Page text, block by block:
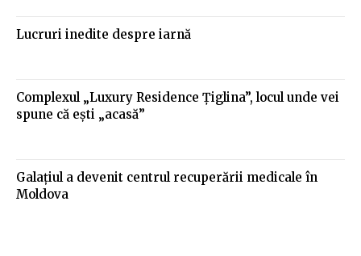
Lucruri inedite despre iarnă
Complexul „Luxury Residence Ţiglina”, locul unde vei
spune că eşti „acasă”
Galațiul a devenit centrul recuperării medicale în
Moldova